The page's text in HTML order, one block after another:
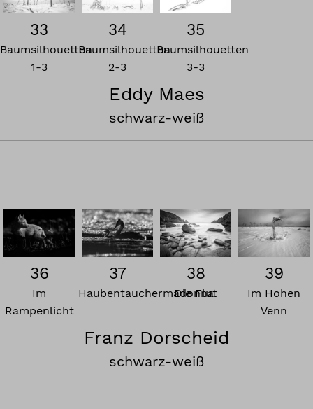
33
Baumsilhouetten
1-3
34
Baumsilhouetten
2-3
35
Baumsilhouetten
3-3
Eddy Maes
schwarz-weiß
36
Im
Rampenlicht
37
Haubentauchermadonna
38
Die Flut
39
Im Hohen
Venn
Franz Dorscheid
schwarz-weiß